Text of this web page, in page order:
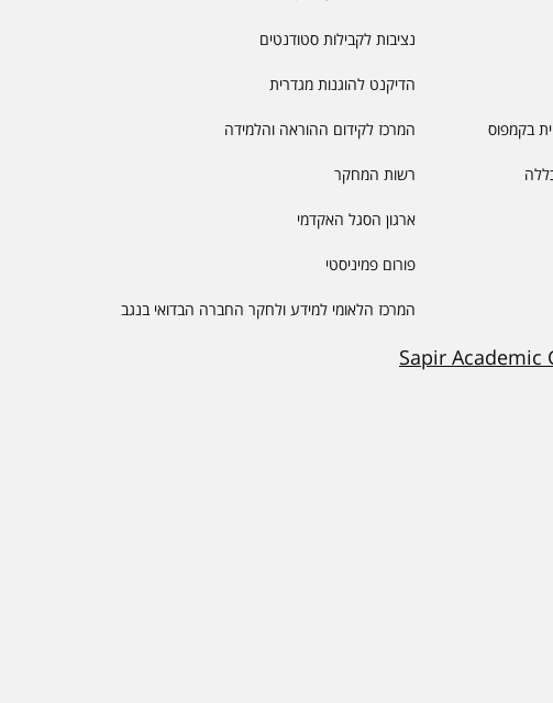
בקמפוס
נציבות לקבילות סטודנטים
הדיקנט להוגנות מגדרית
המרכז לקידום ההוראה והלמידה
רשות המחקר
ארגון הסגל האקדמי
פורום פמיניסטי
המרכז הלאומי למידע ולחקר החברה הבדואי בנגב
Sapir Academic